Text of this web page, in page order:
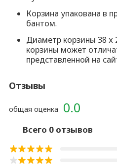
Корзина упакована в
бантом.
Диаметр корзины 38 х
корзины может
представленной на
Отзывы
0.0
общая оценка
Всего 0 отзывов